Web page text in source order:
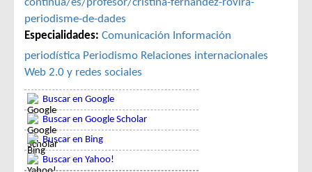
periodisme-de-dades
Especialidades: Comunicación Información
periodística Periodismo Relaciones internacionales
Web 2.0 y redes sociales
Buscar en Google
Buscar en Google Scholar
Buscar en Bing
Buscar en Yahoo!